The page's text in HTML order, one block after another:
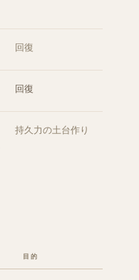
回復
回復
持久力の土台作り
目的